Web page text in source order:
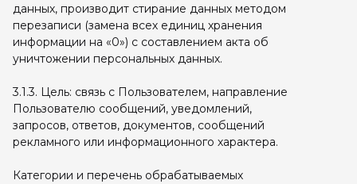
данных, производит стирание данных методом
перезаписи (замена всех единиц хранения
информации на «0») с составлением акта об
уничтожении персональных данных.
3.1.3. Цель: связь с Пользователем, направление
Пользователю сообщений, уведомлений,
запросов, ответов, документов, сообщений
рекламного или информационного характера.
Категории и перечень обрабатываемых